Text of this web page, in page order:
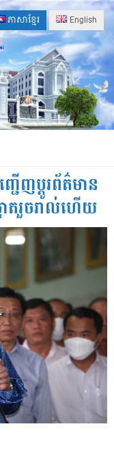
ភាសាខ្មែរ English
ើញប្តូរព័ត៌មាន
ោតរួចរាល់ហើយ